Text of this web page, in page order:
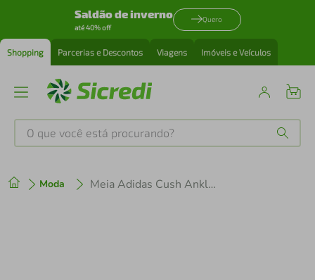
Saldão de inverno
até 40% off
Quero
Shopping Parcerias e Descontos Viagens Imóveis e Veículos
O que você está procurando?
Moda Meia Adidas Cush Ankle 3pp Kit 3 Pares Ic1281